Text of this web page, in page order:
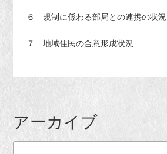
６ 規制に係わる部局との連携の状況
７ 地域住民の合意形成状況
アーカイブ